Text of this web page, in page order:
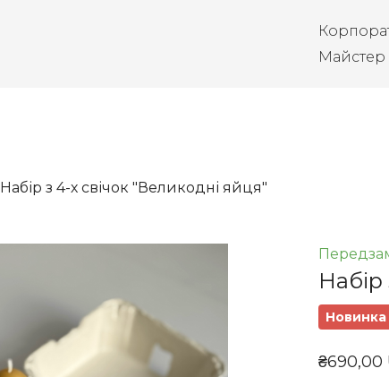
Майстер
Набір з 4-х свічок "Великодні яйця"
Набір
Новинка
₴690,00